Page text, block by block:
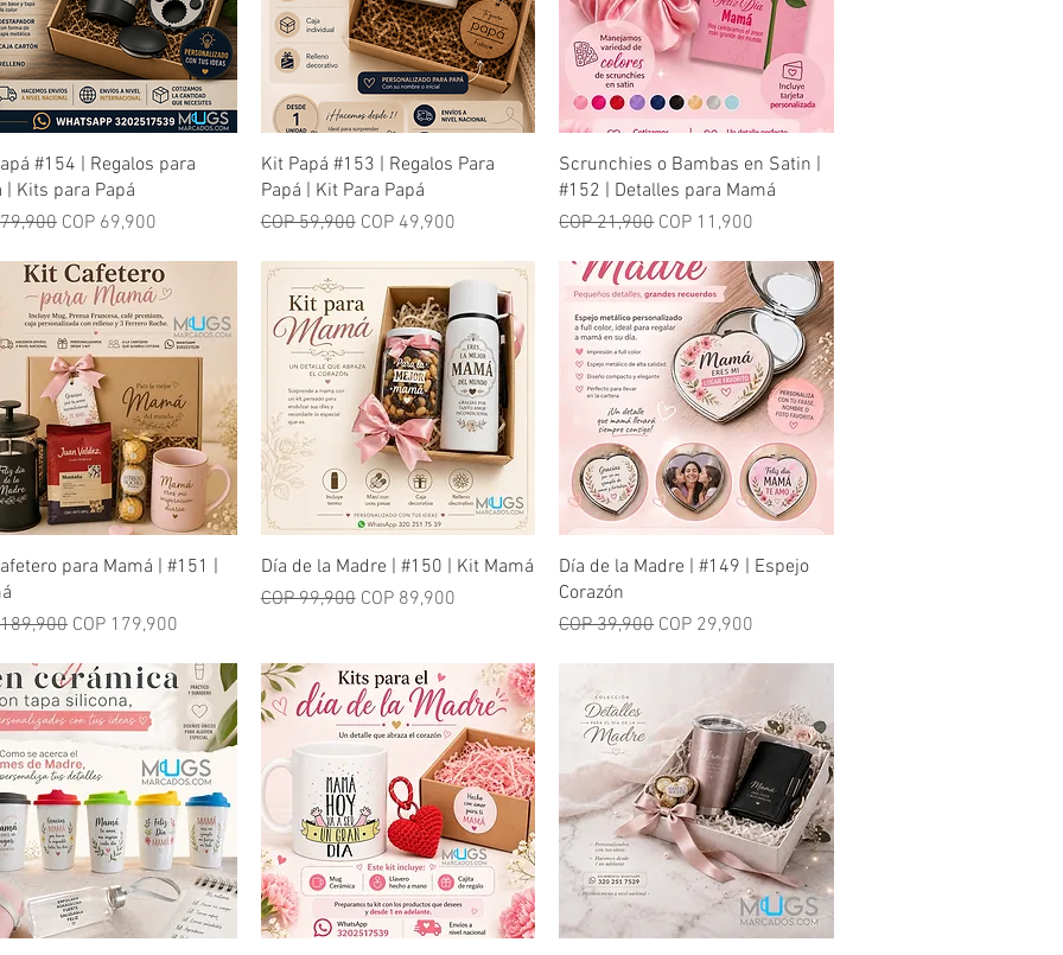
Quick View
#154 | Regalos para
| Kits para Papá
PriceSale Price
COP 69,900
Quick View
Kit Papá #153 | Regalos Para
Papá | Kit Para Papá
Regular Price
COP 59,900 Sale Price
COP 49,900
Quick View
Scrunchies o Bambas en Satin |
#152 | Detalles para Mamá
Regular Price
COP 21,900 Sale Price
COP 11,900
Quick View
para Mamá | #151 |
Price
189,900 Sale Price
COP 179,900
Quick View
Día de la Madre | #150 | Kit Mamá
Regular Price
COP 99,900 Sale Price
COP 89,900
Quick View
Día de la Madre | #149 | Espejo
Corazón
Regular Price
COP 39,900 Sale Price
COP 29,900